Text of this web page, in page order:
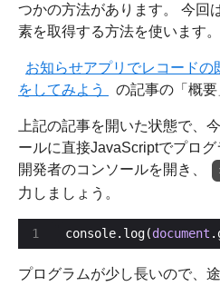
つかの方法があります。 今回
素を取得する方法を使います。
お知らせアプリでレコード
をしてみよう
の記事の「概要
上記の記事を開いた状態で、
ールに直接JavaScriptでプログ
開発者のコンソールを開き、
力しましょう。
console.log(document
プログラムが少し長いので、